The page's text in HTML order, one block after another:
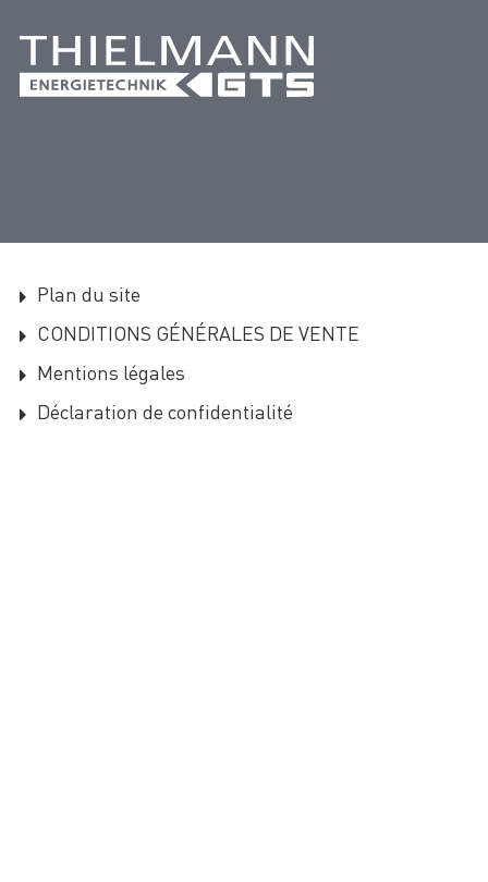
Plan du site
CONDITIONS GÉNÉRALES DE VENTE
Mentions légales
Déclaration de confidentialité